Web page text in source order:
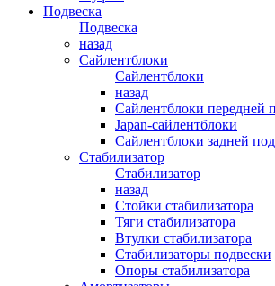
Подвеска
Подвеска
назад
Сайлентблоки
Сайлентблоки
назад
Сайлентблоки передней
Japan-сайлентблоки
Сайлентблоки задней
Стабилизатор
Стабилизатор
назад
Стойки стабилизатора
Тяги стабилизатора
Втулки стабилизатора
Стабилизаторы подвески
Опоры стабилизатора